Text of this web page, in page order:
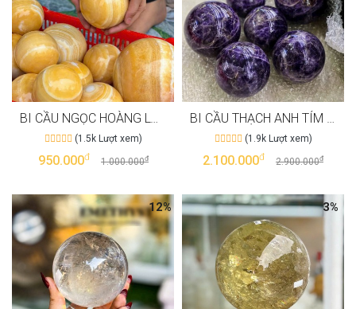
BI CẦU NGỌC HOÀNG LONG CHIÊU TÀI LỘC MAY MẮN T3143
(1.5k Lượt xem)
950.000đ 1.000.000đ
BI CẦU THẠCH ANH TÍM HOA VÂN 5A MAY MẮN TÀI LỘC T3142
(1.9k Lượt xem)
2.100.000đ 2.900.000đ
12% 3%